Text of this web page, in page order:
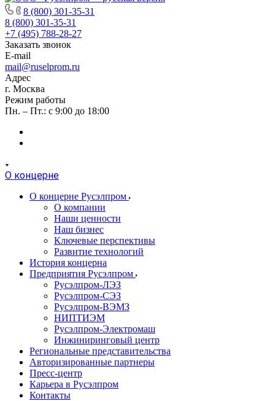
8 (800) 301-35-31
8 (800) 301-35-31
+7 (495) 788-28-27
Заказать звонок
E-mail
mail@ruselprom.ru
Адрес
г. Москва
Режим работы
Пн. – Пт.: с 9:00 до 18:00
О концерне
О концерне Русэлпром
О компании
Наши ценности
Наш бизнес
Ключевые перспективы
Развитие технологий
История концерна
Предприятия Русэлпром
Русэлпром-ЛЭЗ
Русэлпром-СЭЗ
Русэлпром-ВЭМЗ
НИПТИЭМ
Русэлпром-Электромаш
Инжиниринговый центр
Региональные представительства
Авторизированные партнеры
Пресс-центр
Карьера в Русэлпром
Контакты